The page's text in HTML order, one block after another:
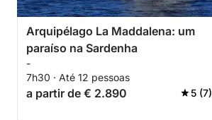
Arquipélago La Maddalena: um
paraíso na Sardenha
-
7h30 · Até 12 pessoas
a partir de € 2.890 5 (7)